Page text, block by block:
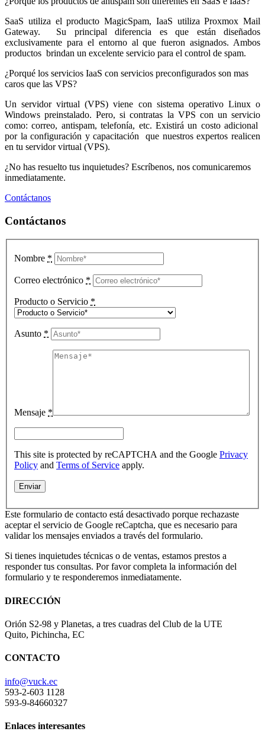
SaaS utiliza el producto MagicSpam, IaaS utiliza Proxmox Mail
Gateway. Su principal diferencia es que están diseñados
exclusivamente para el entorno al que fueron asignados. Ambos
productos brindan un excelente servicio para el control de spam.
¿Porqué los servicios IaaS con servicios preconfigurados son mas
caros que las VPS?
Un servidor virtual (VPS) viene con sistema operativo Linux o
Windows preinstalado. Pero, si contratas la VPS con un servicio
como: correo, antispam, telefonía, etc. Existirá un costo adicional
por la configuración y capacitación que nuestros expertos realicen
en tu servidor virtual (VPS).
¿No has resuelto tus inquietudes? Escríbenos, nos comunicaremos
inmediatamente.
Contáctanos
Contáctanos
Nombre *
Correo electrónico *
Producto o Servicio *
Asunto *
Mensaje *
This site is protected by reCAPTCHA and the Google Privacy
Policy and Terms of Service apply.
Este formulario de contacto está desactivado porque rechazaste
aceptar el servicio de Google reCaptcha, que es necesario para
validar los mensajes enviados a través del formulario.
Si tienes inquietudes técnicas o de ventas, estamos prestos a
responder tus consultas. Por favor completa la información del
formulario y te responderemos inmediatamente.
DIRECCIÓN
Orión S2-98 y Planetas, a tres cuadras del Club de la UTE
Quito, Pichincha, EC
CONTACTO
info@vuck.ec
593-2-603 1128
593-9-84660327
Enlaces interesantes